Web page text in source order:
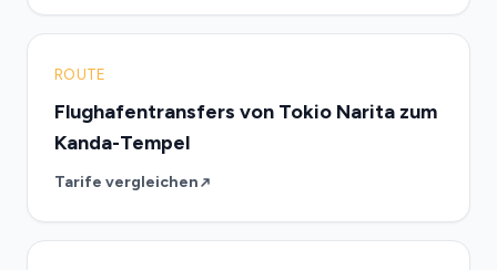
ROUTE
Flughafentransfers von Tokio Narita zum
Kanda-Tempel
Tarife vergleichen